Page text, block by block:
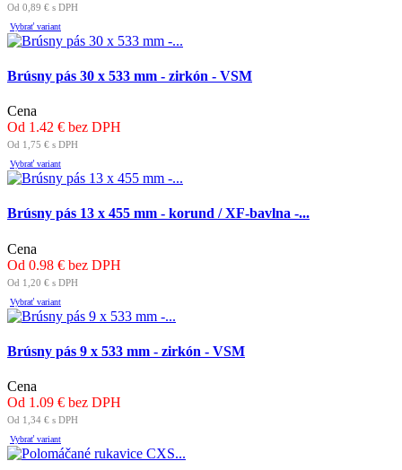
Od 0,89 € s DPH
Vybrať variant
Brúsny pás 30 x 533 mm - zirkón - VSM
Cena
Od 1.42 € bez DPH
Od 1,75 € s DPH
Vybrať variant
Brúsny pás 13 x 455 mm - korund / XF-bavlna -...
Cena
Od 0.98 € bez DPH
Od 1,20 € s DPH
Vybrať variant
Brúsny pás 9 x 533 mm - zirkón - VSM
Cena
Od 1.09 € bez DPH
Od 1,34 € s DPH
Vybrať variant